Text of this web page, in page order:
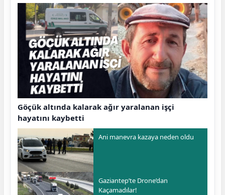
Göçük altında kalarak ağır yaralanan işçi
hayatını kaybetti
Ani manevra kazaya neden oldu
Gaziantep’te Drone’dan
Kaçamadılar!